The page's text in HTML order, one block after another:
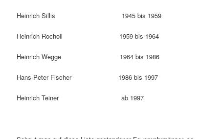
Heinrich Sillis 1945 bis 1959
Heinrich Rocholl 1959 bis 1964
Heinrich Wegge 1964 bis 1986
Hans-Peter Fischer 1986 bis 1997
Heinrich Teiner ab 1997